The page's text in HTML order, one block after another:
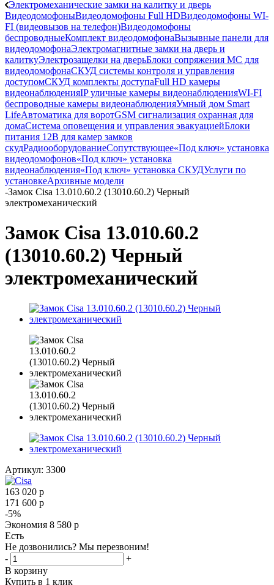
Электромеханические замки на калитку и дверь
ВидеодомофоныВидеодомофоны Full HDВидеодомофоны WI-
FI (видеовызов на телефон)Видеодомофоны
беспроводныеКомплект видеодомофонаВызывные панели для
видеодомофонаЭлектромагнитные замки на дверь и
калиткуЭлектрозащелки на дверьБлоки сопряжения МС для
видеодомофонаСКУД системы контроля и управления
доступомСКУД комплекты доступаFull HD камеры
видеонаблюденияIP уличные камеры видеонаблюденияWI-FI
беспроводные камеры видеонаблюденияУмный дом Smart
LifeАвтоматика для воротGSM сигнализация охранная для
домаCистема оповещения и управления эвакуациейБлоки
питания 12В для камер замков
скудРадиооборудованиеСопутствующее«Под ключ» установка
видеодомофонов«Под ключ» установка
видеонаблюдения«Под ключ» установка СКУДУслуги по
установкеАрхивные модели
-Замок Cisa 13.010.60.2 (13010.60.2) Черный
электромеханический
Замок Cisa 13.010.60.2
(13010.60.2) Черный
электромеханический
Артикул: 3300
163 020 р
171 600 р
-5%
Экономия 8 580 р
Есть
Не дозвонились? Мы перезвоним!
-
+
В корзину
Купить в 1 клик